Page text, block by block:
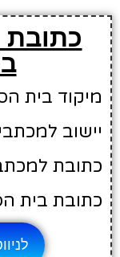
כתובת
מיקוד בית הספר:
יישוב
כתובת
כתובת בית